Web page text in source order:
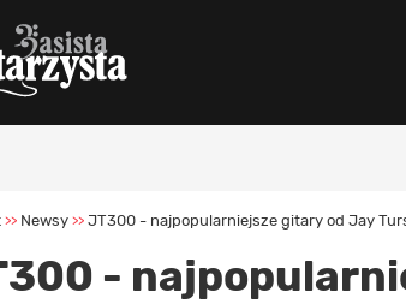
>> Newsy >> JT300 - najpopularniejsze gitary od Jay
-